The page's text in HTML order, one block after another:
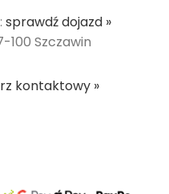
sprawdź dojazd »
100 Szczawin
kontaktowy »